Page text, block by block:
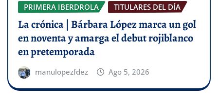
PRIMERA IBERDROLA
TITULARES DEL DÍA
La crónica | Bárbara López marca un gol
en noventa y amarga el debut rojiblanco
en pretemporada
manulopezfdez Ago 5, 2026